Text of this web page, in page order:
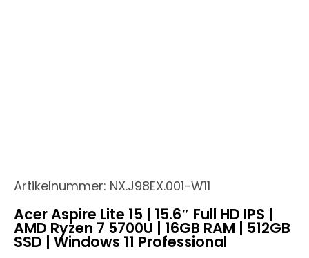
Artikelnummer: NX.J98EX.001-W11
Acer Aspire Lite 15 | 15.6″ Full HD IPS |
AMD Ryzen 7 5700U | 16GB RAM | 512GB
SSD | Windows 11 Professional